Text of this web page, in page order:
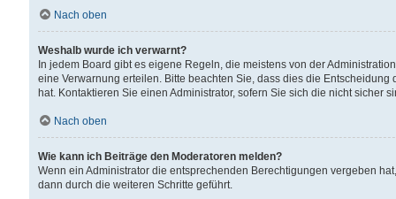
Nach oben
Weshalb wurde ich verwarnt?
In jedem Board gibt es eigene Regeln, die meistens von der
eine Verwarnung erteilen. Bitte beachten Sie, dass dies die
hat. Kontaktieren Sie einen Administrator, sofern Sie sich die nicht sicher
Nach oben
Wie kann ich Beiträge den Moderatoren melden?
Wenn ein Administrator die entsprechenden Berechtigungen vergeben
dann durch die weiteren Schritte geführt.